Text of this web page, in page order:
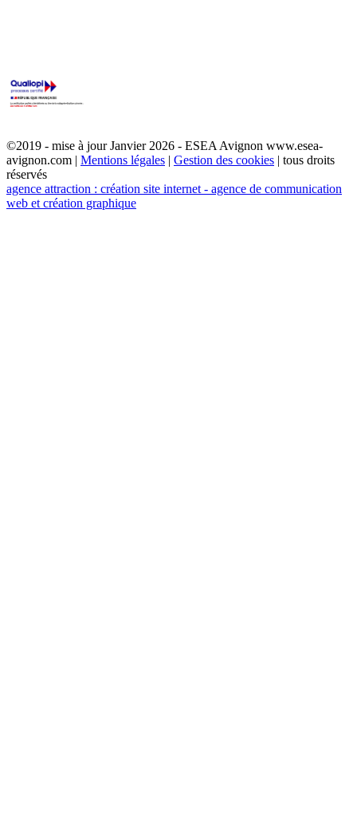
©2019 - mise à jour Janvier 2026 - ESEA Avignon www.esea-
avignon.com | Mentions légales | Gestion des cookies | tous droits
réservés
agence attraction : création site internet - agence de communication
web et création graphique